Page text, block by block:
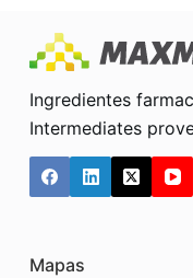
Ingredientes
Intermediates
Mapas